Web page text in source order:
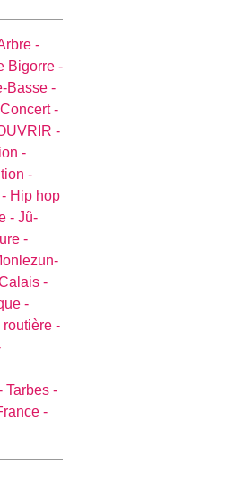
-
Bigorre -
Basse -
Concert -
-
-
-
Hip hop
- Jû-
-
-
-
routière -
Tarbes -
-